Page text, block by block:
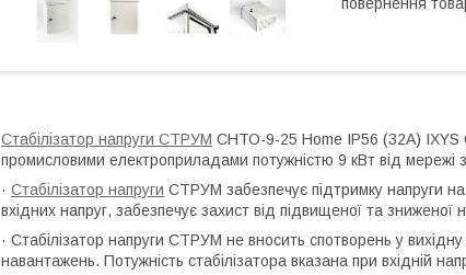
повернення
Стабілізатор напруги СТРУМ СНТО-9-25 Home IP56 (32А) IXYS
промисловими електроприладами потужністю 9 кВт від мережі
· Стабілізатор напруги СТРУМ забезпечує підтримку напруги
вхідних напруг, забезпечує захист від підвищеної та зниженої
· Стабілізатор напруги СТРУМ не вносить спотворень у
навантажень. Потужність стабілізатора вказана при вхідній